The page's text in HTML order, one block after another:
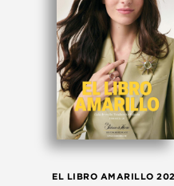
EL LIBRO AMARILLO